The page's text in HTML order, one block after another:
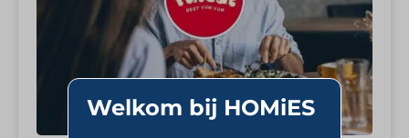
Welkom bij HOMiES